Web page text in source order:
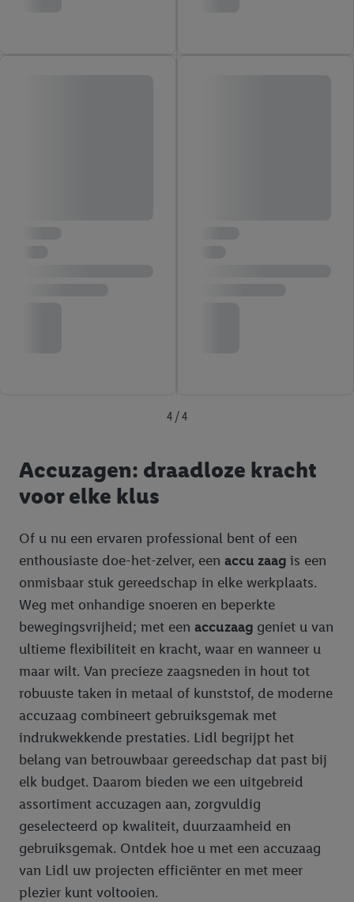
4 / 4
Accuzagen: draadloze kracht
voor elke klus
Of u nu een ervaren professional bent of een
enthousiaste doe-het-zelver, een accu zaag is een
onmisbaar stuk gereedschap in elke werkplaats.
Weg met onhandige snoeren en beperkte
bewegingsvrijheid; met een accuzaag geniet u van
ultieme flexibiliteit en kracht, waar en wanneer u
maar wilt. Van precieze zaagsneden in hout tot
robuuste taken in metaal of kunststof, de moderne
accuzaag combineert gebruiksgemak met
indrukwekkende prestaties. Lidl begrijpt het
belang van betrouwbaar gereedschap dat past bij
elk budget. Daarom bieden we een uitgebreid
assortiment accuzagen aan, zorgvuldig
geselecteerd op kwaliteit, duurzaamheid en
gebruiksgemak. Ontdek hoe u met een accuzaag
van Lidl uw projecten efficiënter en met meer
plezier kunt voltooien.